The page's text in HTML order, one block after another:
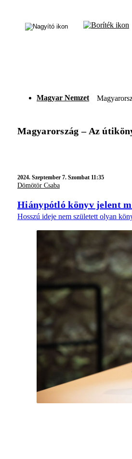
Magyar Nemzet
Magyarország – Az
2024. Szeptember 7. Szombat 11:35
Dömötör Csaba
Hiánypótló könyv jelent
Hosszú ideje nem született olyan